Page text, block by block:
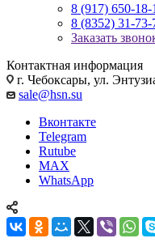
8 (917) 650-18-
8 (8352) 31-73-
Заказать
Контактная информация
г. Чебоксары, ул.
sale@hsn.su
Вконтакте
Telegram
Rutube
MAX
WhatsApp